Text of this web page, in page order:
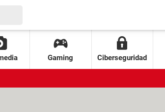
Gaming Ciberseguridad